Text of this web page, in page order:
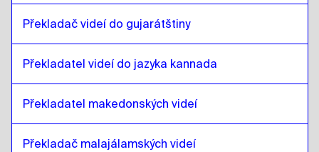
kambodžský khmérský jazykaž
litevština až
singapurská angličtina /
tamilština
singapurská angličtina /
tamilština
až litevština
litevštinaažirská angličtina / irština
irská angličtina / irštinaaž
Překladač videí do gujarátštiny
Překladatel videí do jazyka kannada
Překladatel makedonských videí
Překladač malajálamských videí